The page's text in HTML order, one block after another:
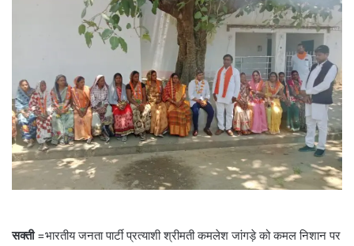
सक्ती=भारतीय जनता पार्टी प्रत्याशी श्रीमती कमलेश जांगड़े को कमल निशान पर